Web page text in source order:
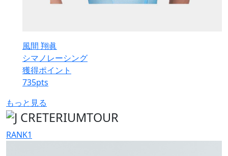
風間 翔眞
シマノレーシング
獲得ポイント
735pts
もっと見る
RANK1